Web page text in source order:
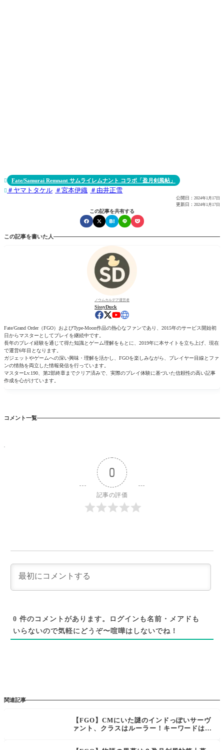
 Fate/Samurai Remnant サムライレムナント コラボ「盈月剣風帖」
 ヤマトタケル 宮本伊織 由井正雪
公開日： 2024年1月17日
更新日： 2024年1月17日
この記事を共有する
この記事を書いた人
ノウムカルデア運営者
SissyDuck
Fate/Grand Order（FGO）およびType-Moon作品の熱心なファンであり、2015年のサービス開始初
日からマスターとしてプレイを継続中です。
長年のプレイ経験を通じて得た知識とゲーム理解をもとに、2019年に本サイトを立ち上げ、現在
で運営6年目となります。
ガジェットやゲームへの深い興味・理解を活かし、FGOを楽しみながら、プレイヤー目線とファ
ンの情熱を両立した情報発信を行っています。
マスターLv.190、第2部終章までクリア済みで、実際のプレイ体験に基づいた信頼性の高い記事
作成を心がけています。
コメント一覧
0
記事の評価
0 件のコメントがあります。ログインも名前・メアドも
いらないので気軽にどうぞ〜喧嘩はしないでね！
関連記事
【FGO】CMにいた謎のインドっぽいサーヴ
ァント、クラスはルーラー！キーワードは